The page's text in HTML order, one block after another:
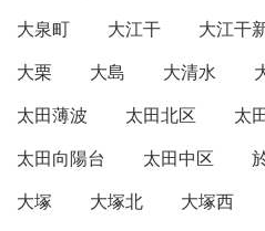
大泉町
大江干 大江干
大栗
大島 大清水
太田薄波
太田北区
太
太田向陽台
太田中区
大塚
大塚北 大塚西